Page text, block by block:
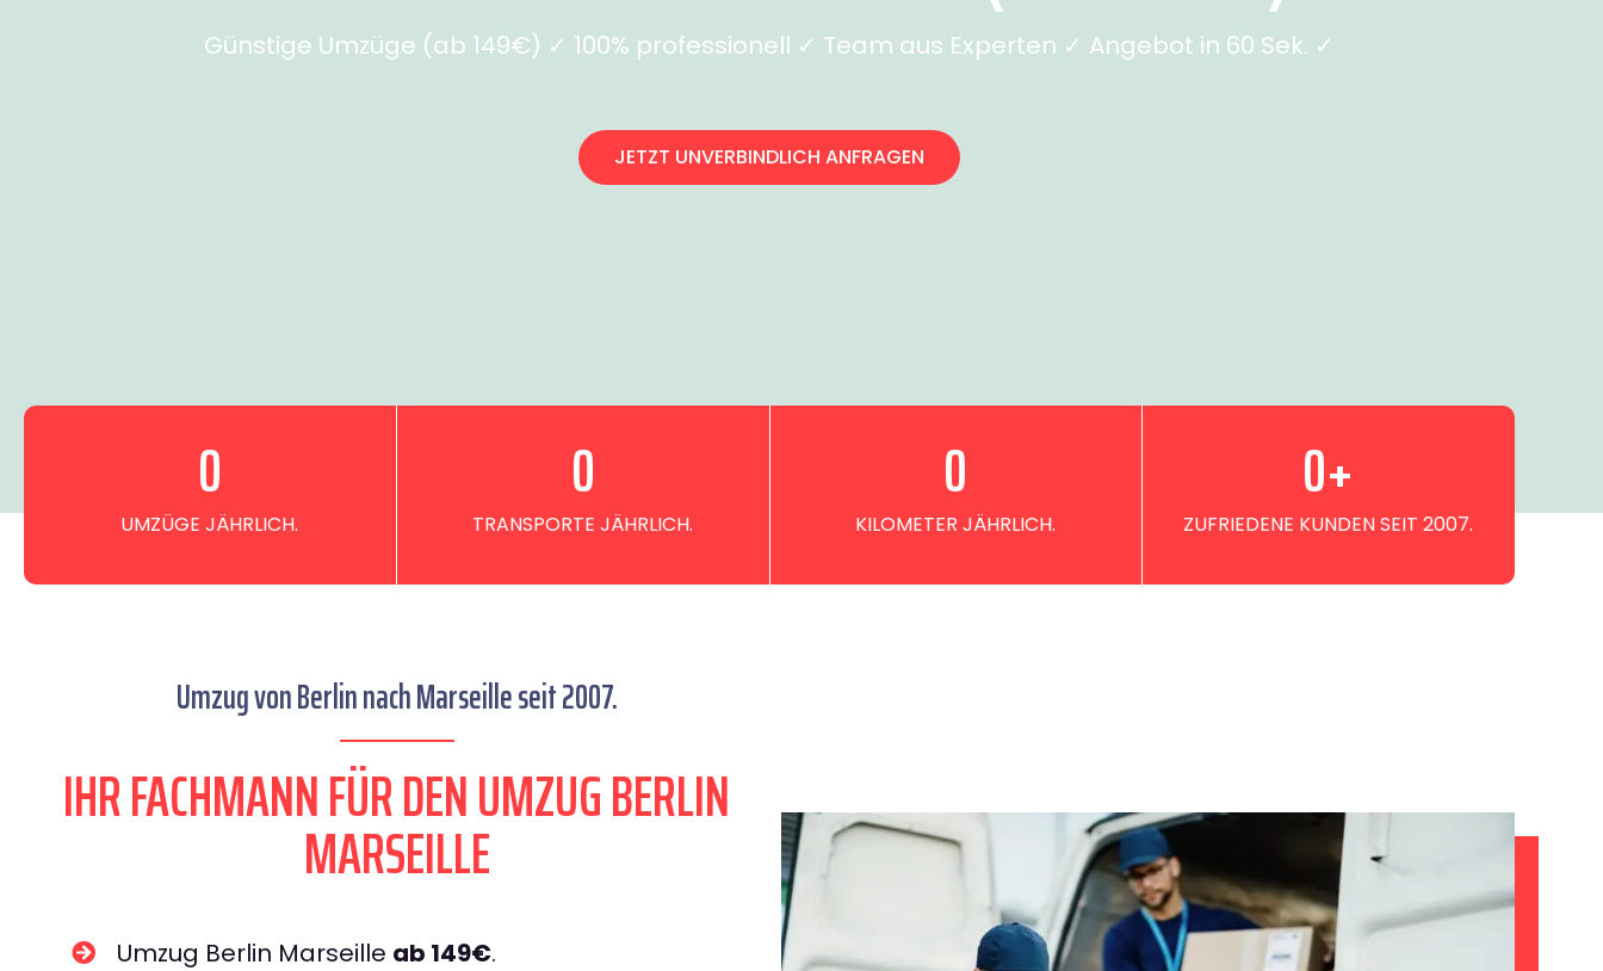
Günstige Umzüge (ab 149€) ✓ 100% professionell ✓ Team aus Experten ✓ Angebot in 60 Sek. ✓
JETZT UNVERBINDLICH ANFRAGEN
UMZÜGE JÄHRLICH.
0
TRANSPORTE JÄHRLICH.
0
KILOMETER JÄHRLICH.
0
ZUFRIEDENE KUNDEN SEIT 2007.
0+
Umzug von Berlin nach Marseille seit 2007.
IHR FACHMANN FÜR DEN UMZUG BERLIN
MARSEILLE
Umzug Berlin Marseille ab 149€.